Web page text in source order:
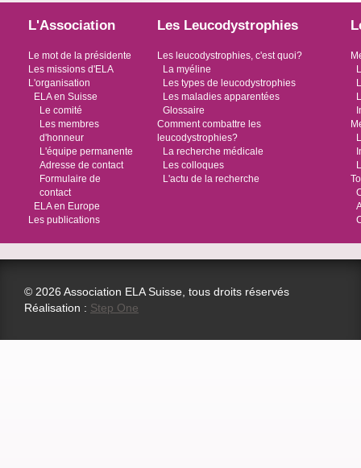
L'Association
Le mot de la présidente
Les missions d'ELA
L'organisation
ELA en Suisse
Le comité
Les membres
d'honneur
L'équipe permanente
Adresse de contact
Formulaire de
contact
ELA en Europe
Les publications
Les Leucodystrophies
Les leucodystrophies, c'est quoi?
La myéline
Les types de leucodystrophies
Les maladies apparentées
Glossaire
Comment combattre les
leucodystrophies?
La recherche médicale
Les colloques
L'actu de la recherche
© 2026 Association ELA Suisse, tous droits réservés
Réalisation : Step One